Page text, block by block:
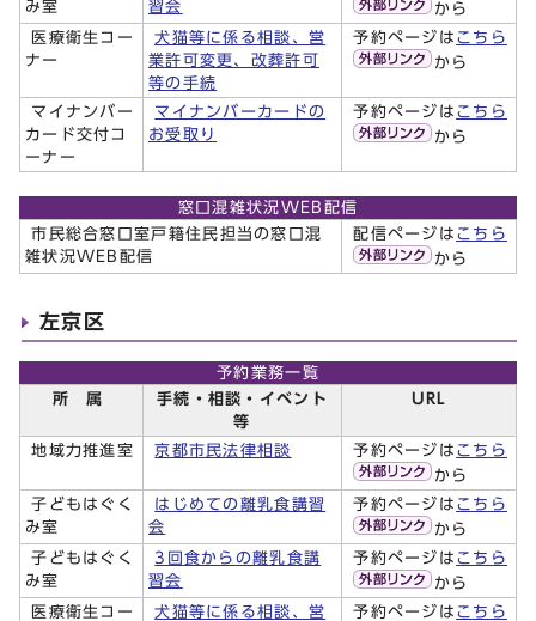
み室
習会
から
医療衛生コー
ナー
犬猫等に係る相談、営
業許可変更、改葬許可
等の手続
予約ページは こちら
から
マイナンバー
カード交付コ
ーナー
マイナンバーカードの
お受取り
予約ページは こちら
から
窓口混雑状況WEB配信
市民総合窓口室戸籍住民担当の窓口混
雑状況WEB配信
配信ページは こちら
から
左京区
予約業務一覧
所 属
手続・相談・イベント
等
URL
地域力推進室 京都市民法律相談 予約ページは こちら
から
子どもはぐく
み室
はじめての離乳食講習
会
予約ページは こちら
から
子どもはぐく
み室
3回食からの離乳食講
習会
予約ページは こちら
から
医療衛生コー
犬猫等に係る相談、営
予約ページは こちら